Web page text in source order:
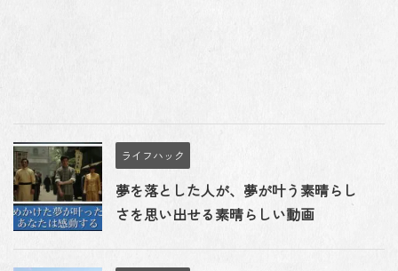
ライフハック
夢を落とした人が、夢が叶う素晴らし
さを思い出せる素晴らしい動画